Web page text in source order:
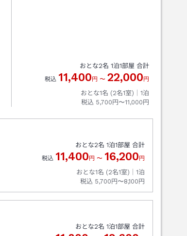
おとな2名 1泊1部屋 合計
税込 11,400 円 〜 22,000 円
おとな1名 (2名1室)｜ 1泊
税込 5,700円〜11,000円
おとな2名 1泊1部屋 合計
税込 11,400 円 〜 16,200 円
おとな1名 (2名1室)｜ 1泊
税込 5,700円〜8,100円
おとな2名 1泊1部屋 合計